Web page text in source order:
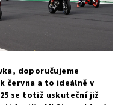
doporučujeme
června a to ideálně v
se totiž uskuteční již